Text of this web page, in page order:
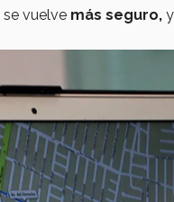
se vuelve más seguro,